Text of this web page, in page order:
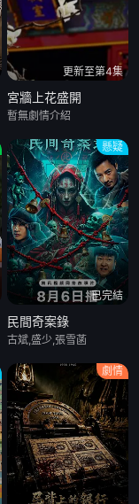
更新至第4集
宮牆上花盛開
暫無劇情介紹
懸疑
已完結
民間奇案錄
古斌,盛少,張雪菡
劇情